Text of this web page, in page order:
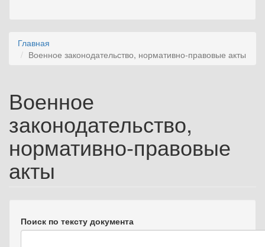
Главная
Военное законодательство, нормативно-правовые акты
Военное
законодательство,
нормативно-правовые
акты
Поиск по тексту документа